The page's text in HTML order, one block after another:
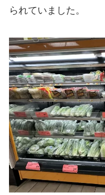
られていました。